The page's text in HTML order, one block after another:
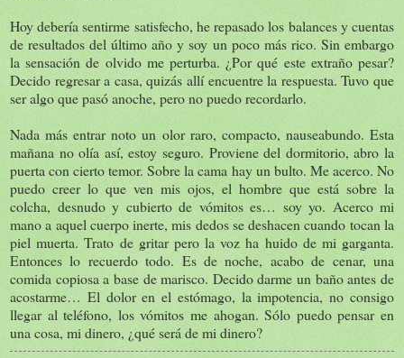
Hoy debería sentirme satisfecho, he repasado los balances y cuentas
de resultados del último año y soy un poco más rico. Sin embargo
la sensación de olvido me perturba. ¿Por qué este extraño pesar?
Decido regresar a casa, quizás allí encuentre la respuesta. Tuvo que
ser algo que pasó anoche, pero no puedo recordarlo.
Nada más entrar noto un olor raro, compacto, nauseabundo. Esta
mañana no olía así, estoy seguro. Proviene del dormitorio, abro la
puerta con cierto temor. Sobre la cama hay un bulto. Me acerco. No
puedo creer lo que ven mis ojos, el hombre que está sobre la
colcha, desnudo y cubierto de vómitos es… soy yo. Acerco mi
mano a aquel cuerpo inerte, mis dedos se deshacen cuando tocan la
piel muerta. Trato de gritar pero la voz ha huido de mi garganta.
Entonces lo recuerdo todo. Es de noche, acabo de cenar, una
comida copiosa a base de marisco. Decido darme un baño antes de
acostarme… El dolor en el estómago, la impotencia, no consigo
llegar al teléfono, los vómitos me ahogan. Sólo puedo pensar en
una cosa, mi dinero, ¿qué será de mi dinero?